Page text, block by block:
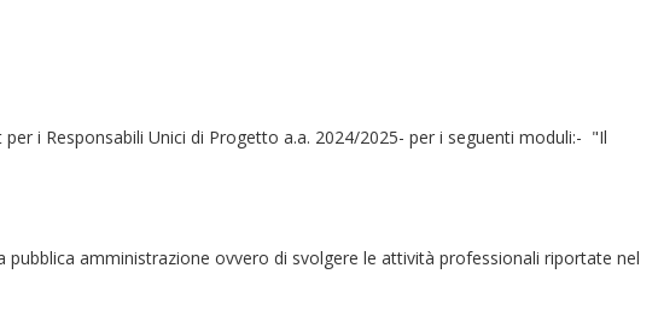
i Responsabili Unici di Progetto a.a. 2024/2025- per i seguenti moduli:- "Il
amministrazione ovvero di svolgere le attività professionali riportate nel